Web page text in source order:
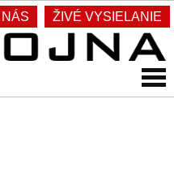
ŽIVÉ VYSIELANIE